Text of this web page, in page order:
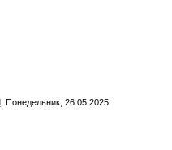
, Понедельник, 26.05.2025